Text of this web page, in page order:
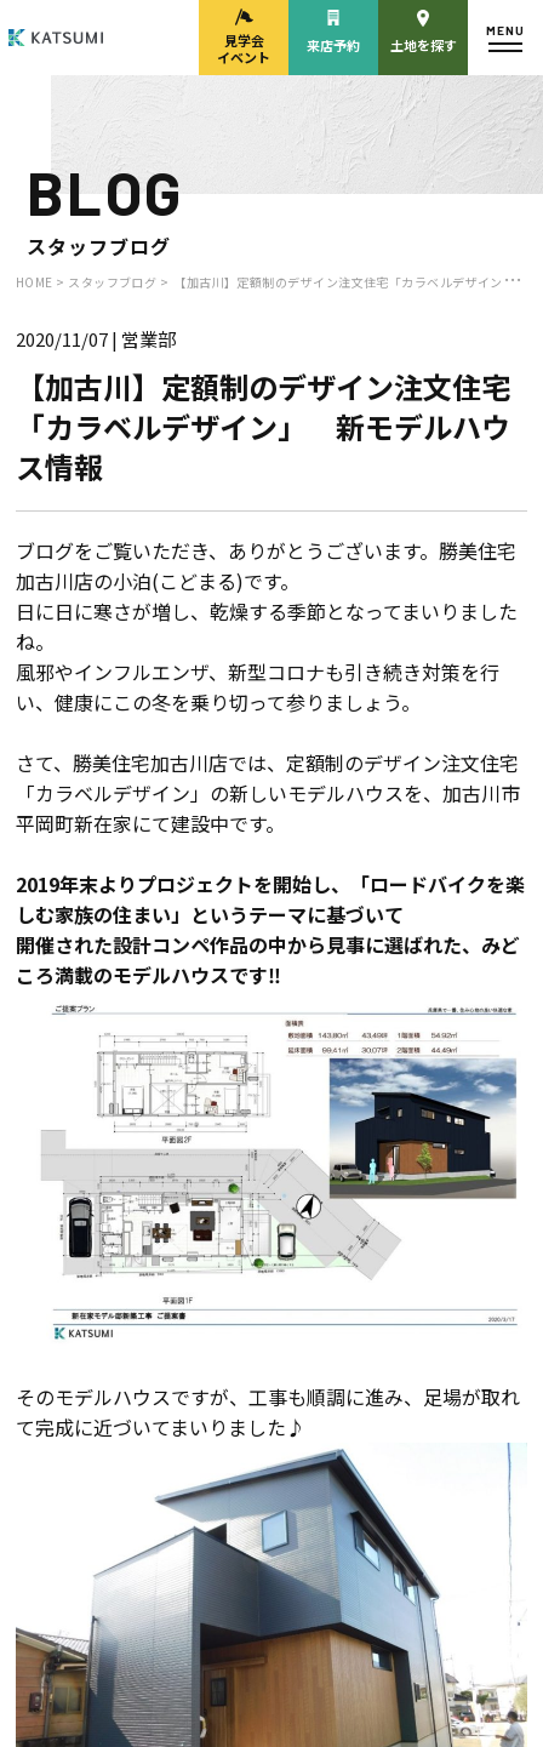
モデルハウス
来場予約
見学会・
来店予約
HOME
物件検索
会員登録
分譲モデルハウス
手間ひまかけた家づくり
KATSUMIの標準仕様 和暮-なごみ-
素材とデザイン
耐震性能+制震性能
断熱・気密性能と快適性
ZEH
施工実績
モデルハウス紹介
お客様の声
会社案内
見学会
イベント
来店予約 土地を探す
MENU
BLOG
スタッフブログ
HOME > スタッフブログ > 【加古川】定額制のデザイン注文住宅「カラベルデザイン」 新モデルハウス情報
2020/11/07| 営業部
【加古川】定額制のデザイン注文住宅
「カラベルデザイン」 新モデルハウ
ス情報
ブログをご覧いただき、ありがとうございます。勝美住宅
加古川店の小泊(こどまる)です。
日に日に寒さが増し、乾燥する季節となってまいりました
ね。
風邪やインフルエンザ、新型コロナも引き続き対策を行
い、健康にこの冬を乗り切って参りましょう。
さて、勝美住宅加古川店では、定額制のデザイン注文住宅
「カラベルデザイン」の新しいモデルハウスを、加古川市
平岡町新在家にて建設中です。
2019年末よりプロジェクトを開始し、「ロードバイクを楽
しむ家族の住まい」というテーマに基づいて
開催された設計コンペ作品の中から見事に選ばれた、みど
ころ満載のモデルハウスです‼
そのモデルハウスですが、工事も順調に進み、足場が取れ
て完成に近づいてまいりました♪